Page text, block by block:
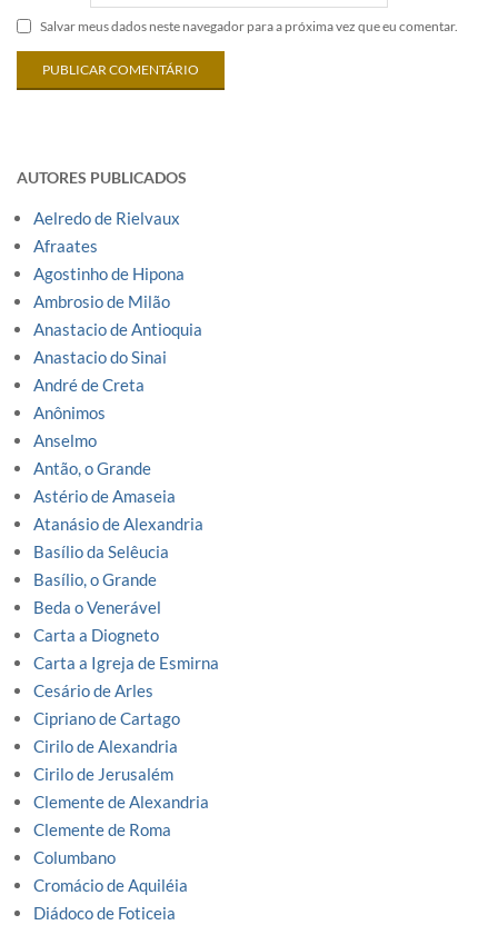
Salvar meus dados neste navegador para a próxima vez que eu comentar.
AUTORES PUBLICADOS
Aelredo de Rielvaux
Afraates
Agostinho de Hipona
Ambrosio de Milão
Anastacio de Antioquia
Anastacio do Sinai
André de Creta
Anônimos
Anselmo
Antão, o Grande
Astério de Amaseia
Atanásio de Alexandria
Basílio da Selêucia
Basílio, o Grande
Beda o Venerável
Carta a Diogneto
Carta a Igreja de Esmirna
Cesário de Arles
Cipriano de Cartago
Cirilo de Alexandria
Cirilo de Jerusalém
Clemente de Alexandria
Clemente de Roma
Columbano
Cromácio de Aquiléia
Diádoco de Foticeia